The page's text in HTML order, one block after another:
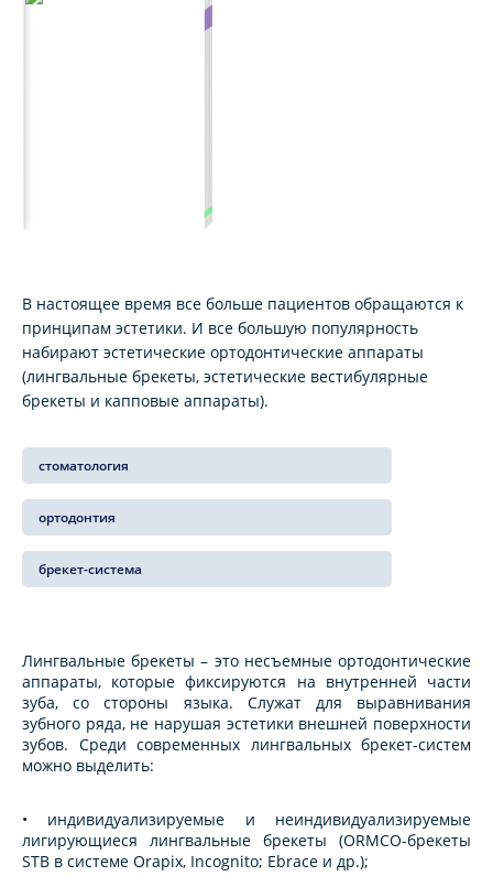
В настоящее время все больше пациентов обращаются к
принципам эстетики. И все большую популярность
набирают эстетические ортодонтические аппараты
(лингвальные брекеты, эстетические вестибулярные
брекеты и капповые аппараты).
стоматология
ортодонтия
брекет-система
Лингвальные брекеты – это несъемные ортодонтические
аппараты, которые фиксируются на внутренней части
зуба, со стороны языка. Служат для выравнивания
зубного ряда, не нарушая эстетики внешней поверхности
зубов. Среди современных лингвальных брекет-систем
можно выделить:
• индивидуализируемые и неиндивидуализируемые
лигирующиеся лингвальные брекеты (ORMCO-брекеты
STB в системе Orapix, Incognito; Ebrace и др.);